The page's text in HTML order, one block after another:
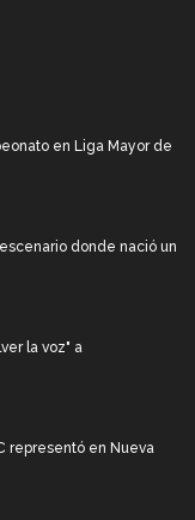
en Liga Mayor de
donde nació un
la voz" a
representó en Nueva